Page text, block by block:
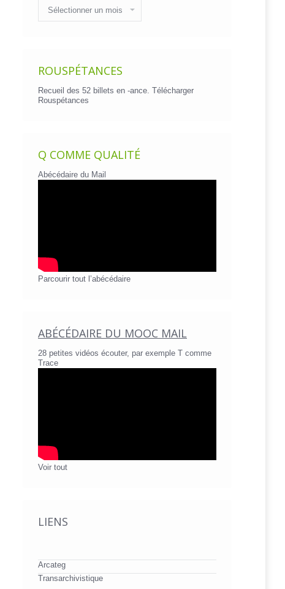
des
billets
ROUSPÉTANCES
Recueil des 52 billets en -ance. Télécharger
Rouspétances
Q COMME QUALITÉ
Abécédaire du Mail
Parcourir tout l’abécédaire
ABÉCÉDAIRE DU MOOC MAIL
28 petites vidéos écouter, par exemple T comme
Trace
Voir tout
LIENS
Arcateg
Transarchivistique